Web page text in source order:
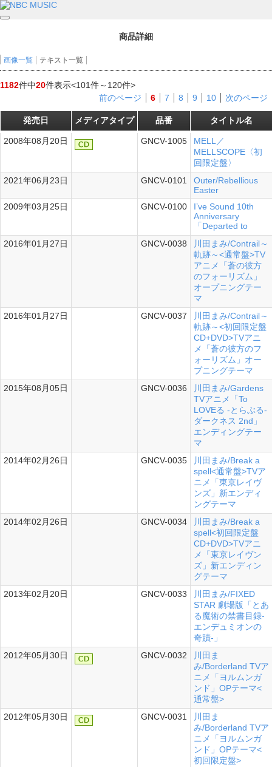
商品詳細
画像一覧 テキスト一覧
1182件中20件表示<101件～120件>
前のページ
6 7 8 9 10 次のページ
発売日 メディアタイプ 品番 タイトル名
2008年08月20日 GNCV-1005
MELL／
MELLSCOPE〈初
回限定盤〉
2021年06月23日
GNCV-0101
Outer/Rebellious
Easter
2009年03月25日
グル GNCV-0100
I’ve Sound 10th
Anniversary
「Departed to
2016年01月27日
グル GNCV-0038
川田まみ/Contrail～
軌跡～<通常盤>TV
アニメ「蒼の彼方
のフォーリズム」
オープニングテー
マ
2016年01月27日
グル GNCV-0037
川田まみ/Contrail～
軌跡～<初回限定盤
CD+DVD>TVアニ
メ「蒼の彼方のフ
ォーリズム」オー
プニングテーマ
2015年08月05日
グル GNCV-0036
川田まみ/Gardens
TVアニメ「To
LOVEる -とらぶる-
ダークネス 2nd」
エンディングテー
マ
2014年02月26日
グル GNCV-0035
川田まみ/Break a
spell<通常盤>TVア
ニメ「東京レイヴ
ンズ」新エンディ
ングテーマ
2014年02月26日
グル GNCV-0034
川田まみ/Break a
spell<初回限定盤
CD+DVD>TVアニ
メ「東京レイヴン
ズ」新エンディン
グテーマ
2013年02月20日
グル GNCV-0033
川田まみ/FIXED
STAR 劇場版「とあ
る魔術の禁書目録-
エンデュミオンの
奇蹟-」
2012年05月30日
GNCV-0032
川田ま
み/Borderland TVア
ニメ「ヨルムンガ
ンド」OPテーマ<
通常盤>
2012年05月30日
GNCV-0031
川田ま
み/Borderland TVア
ニメ「ヨルムンガ
ンド」OPテーマ<
初回限定盤>